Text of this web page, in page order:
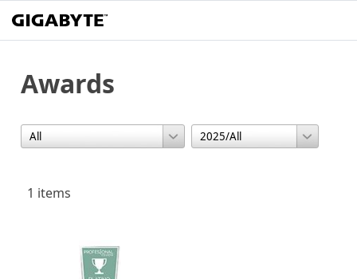
Awards
1 items